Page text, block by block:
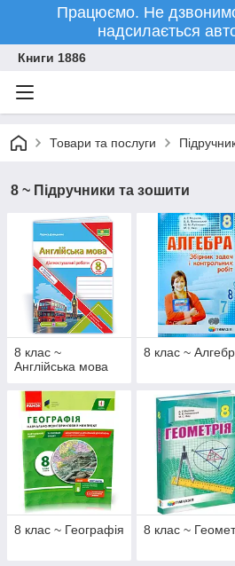
Працюємо. Не
надсилається
Книги 1886
Товари та послуги
8 ~ Підручники та зошити
8 клас ~
Англійська мова
8 клас ~
8 клас ~ Географія 8 клас ~